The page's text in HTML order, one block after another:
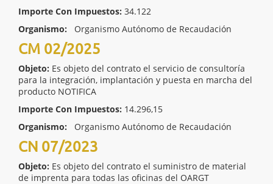
Importe Con Impuestos: 34.122
Organismo:
Organismo Autónomo de Recaudación
CM 02/2025
Objeto: Es objeto del contrato el servicio de consultoría
para la integración, implantación y puesta en marcha del
producto NOTIFICA
Importe Con Impuestos: 14.296,15
Organismo:
Organismo Autónomo de Recaudación
CN 07/2023
Objeto: Es objeto del contrato el suministro de material
de imprenta para todas las oficinas del OARGT